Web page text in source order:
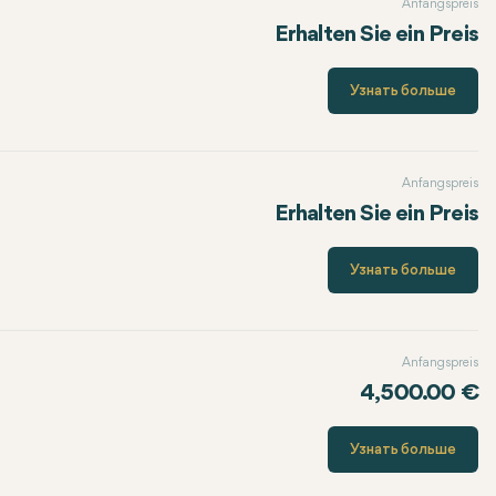
Anfangspreis
Erhalten Sie ein Preis
Узнать больше
Anfangspreis
Erhalten Sie ein Preis
Узнать больше
Anfangspreis
4,500.00 €
Узнать больше